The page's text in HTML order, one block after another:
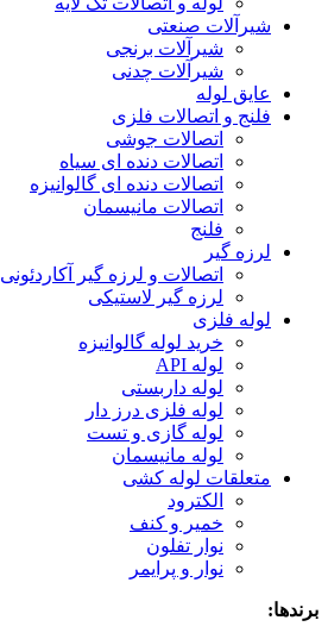
شیرآلات صنعتی
شیرآلات برنجی
شیرآلات چدنی
عایق لوله
فلنج و اتصالات فلزی
اتصالات جوشی
اتصالات دنده ای سیاه
اتصالات دنده ای گالوانیزه
اتصالات مانیسمان
فلنج
لرزه گیر
اتصالات و لرزه گیر آکاردئونی
لرزه گیر لاستیکی
لوله فلزی
خرید لوله گالوانیزه
لوله API
لوله داربستی
لوله فلزی درز دار
لوله گازی و تست
لوله مانیسمان
متعلقات لوله کشی
الکترود
خمیر و کنف
نوار تفلون
نوار و پرایمر
برندها: